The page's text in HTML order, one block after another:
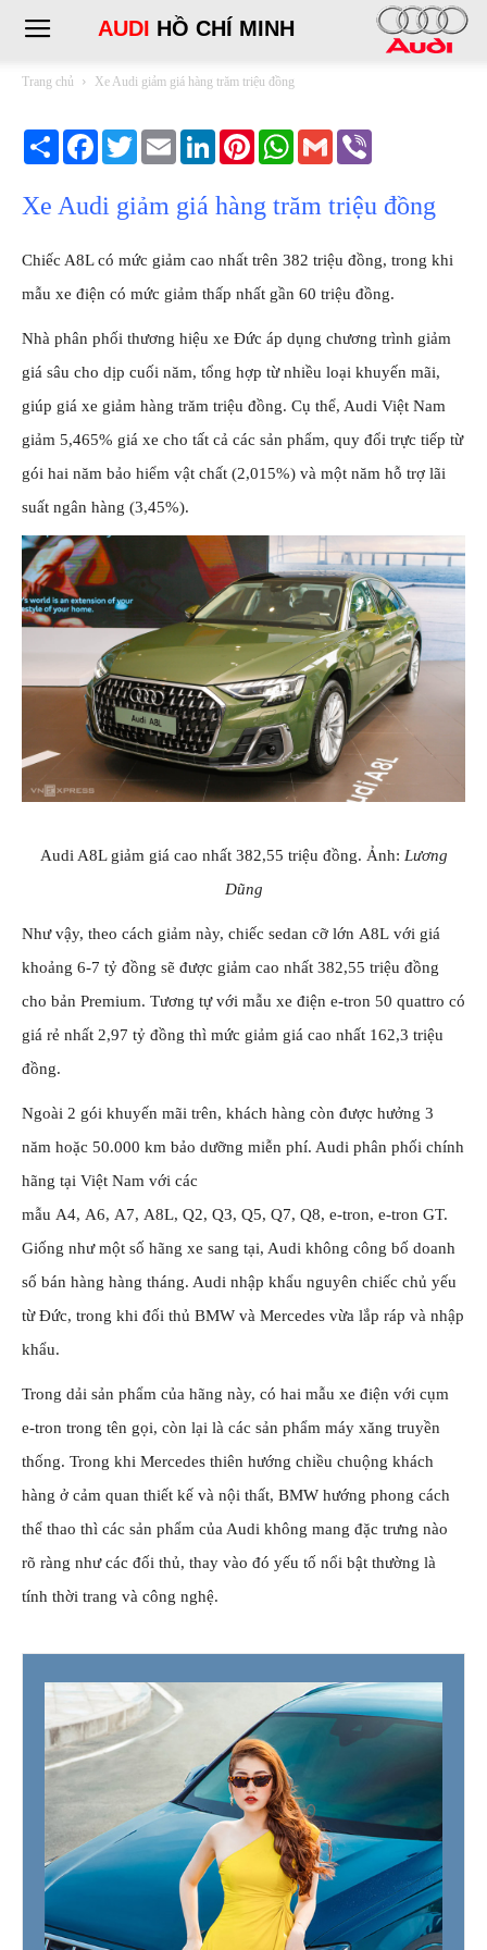
AUDI HỒ CHÍ MINH
Trang chủ Xe Audi giảm giá hàng trăm triệu đồng
Share FacebookTwitterEmail LinkedInPinterestWhatsApp
Gmail
Xe Audi giảm giá hàng trăm triệu đồng
Chiếc A8L có mức giảm cao nhất trên 382 triệu đồng, trong khi
mẫu xe điện có mức giảm thấp nhất gần 60 triệu đồng.
Nhà phân phối thương hiệu xe Đức áp dụng chương trình giảm
giá sâu cho dịp cuối năm, tổng hợp từ nhiều loại khuyến mãi,
giúp giá xe giảm hàng trăm triệu đồng. Cụ thể, Audi Việt Nam
giảm 5,465% giá xe cho tất cả các sản phẩm, quy đổi trực tiếp từ
gói hai năm bảo hiểm vật chất (2,015%) và một năm hỗ trợ lãi
suất ngân hàng (3,45%).
Audi A8L giảm giá cao nhất 382,55 triệu đồng. Ảnh: Lương
Dũng
Như vậy, theo cách giảm này, chiếc sedan cỡ lớn A8L với giá
khoảng 6-7 tỷ đồng sẽ được giảm cao nhất 382,55 triệu đồng
cho bản Premium. Tương tự với mẫu xe điện e-tron 50 quattro có
giá rẻ nhất 2,97 tỷ đồng thì mức giảm giá cao nhất 162,3 triệu
đồng.
Ngoài 2 gói khuyến mãi trên, khách hàng còn được hưởng 3
năm hoặc 50.000 km bảo dưỡng miễn phí. Audi phân phối chính
hãng tại Việt Nam với các
mẫu A4, A6, A7, A8L, Q2, Q3, Q5, Q7, Q8, e-tron, e-tron GT.
Giống như một số hãng xe sang tại, Audi không công bố doanh
số bán hàng hàng tháng. Audi nhập khẩu nguyên chiếc chủ yếu
từ Đức, trong khi đối thủ BMW và Mercedes vừa lắp ráp và nhập
khẩu.
Trong dải sản phẩm của hãng này, có hai mẫu xe điện với cụm
e-tron trong tên gọi, còn lại là các sản phẩm máy xăng truyền
thống. Trong khi Mercedes thiên hướng chiều chuộng khách
hàng ở cảm quan thiết kế và nội thất, BMW hướng phong cách
thể thao thì các sản phẩm của Audi không mang đặc trưng nào
rõ ràng như các đối thủ, thay vào đó yếu tố nổi bật thường là
tính thời trang và công nghệ.